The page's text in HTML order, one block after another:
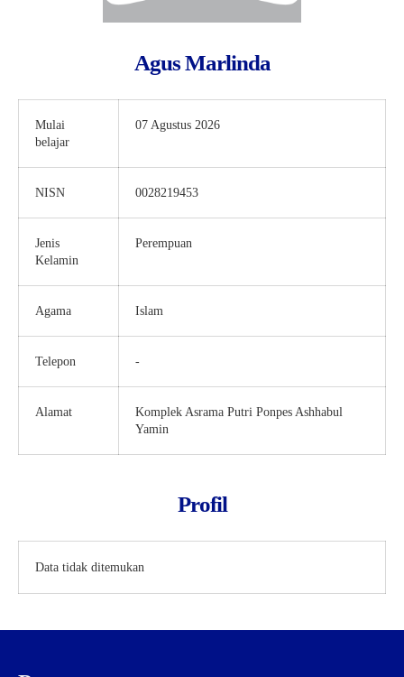
Agus Marlinda
Mulai
belajar
07 Agustus 2026
NISN 0028219453
Jenis
Kelamin
Perempuan
Agama Islam
Telepon -
Alamat
Komplek Asrama Putri Ponpes Ashhabul
Yamin
Profil
Data tidak ditemukan